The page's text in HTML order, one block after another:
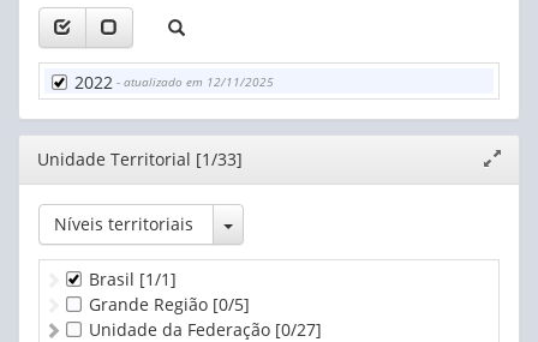
2022 - atualizado em 12/11/2025
Editor
janela
Unidade Territorial [1/33]
Níveis territoriais Toggle Dropdown
Brasil [1/1]
Grande Região [0/5]
Unidade da Federação [0/27]